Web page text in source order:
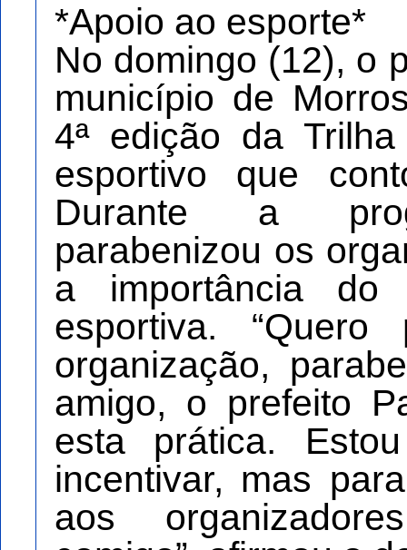
*Apoio ao esporte*
No domingo (12), o
município de
4ª edição da
esportivo que
Durante a
parabenizou os
a importância do
esportiva.
organização,
amigo, o prefeito
esta prática.
incentivar, mas
aos